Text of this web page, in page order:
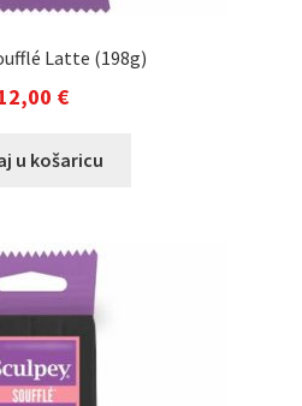
Latte (198g)
€
u košaricu